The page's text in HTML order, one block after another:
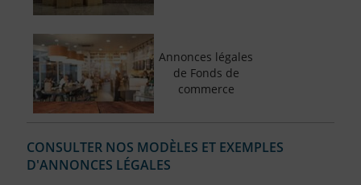
Annonces légales
de Fonds de
commerce
CONSULTER NOS MODÈLES ET EXEMPLES
D'ANNONCES LÉGALES